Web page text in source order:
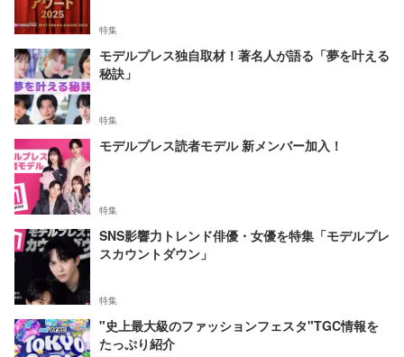
特集
モデルプレス独自取材！著名人が語る「夢を叶える
秘訣」
特集
モデルプレス読者モデル 新メンバー加入！
特集
SNS影響力トレンド俳優・女優を特集「モデルプレ
スカウントダウン」
特集
"史上最大級のファッションフェスタ"TGC情報を
たっぷり紹介